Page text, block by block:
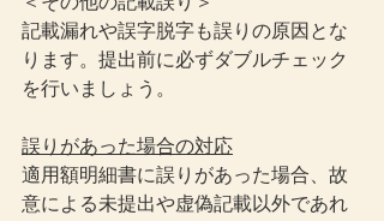
記載漏れや誤字脱字も誤りの原因とな
ります。提出前に必ずダブルチェック
を行いましょう。
誤りがあった場合の対応
適用額明細書に誤りがあった場合、故
意による未提出や虚偽記載以外であれ